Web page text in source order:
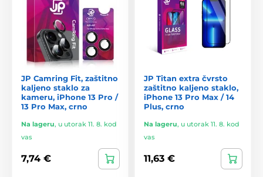
JP Camring Fit, zaštitno
kaljeno staklo za
kameru, iPhone 13 Pro /
13 Pro Max, crno
Na lageru, u utorak 11. 8. kod
vas
7,74 €
JP Titan extra čvrsto
zaštitno kaljeno staklo,
iPhone 13 Pro Max / 14
Plus, crno
Na lageru, u utorak 11. 8. kod
vas
11,63 €